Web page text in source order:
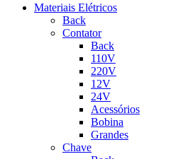
Materiais Elétricos
Back
Contator
Back
110V
220V
12V
24V
Acessórios
Bobina
Grandes
Chave